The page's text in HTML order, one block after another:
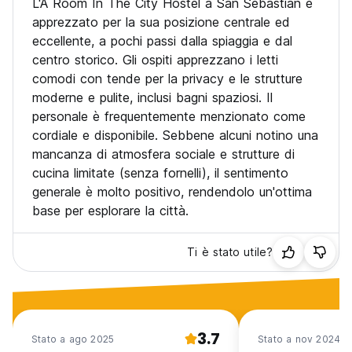
Check-in/check-out senza contatto
Il personale indossa attrezzature per la protezione
individuale
I controlli di temperatura del personale vengono condotti
regolarmente
Agli ospiti viene fornito un disinfettante per le mani
Sono in atto misure di distanza sociale
Una stanza in città politiche e condizioni:
Controlla dalle 15:00 alle 00:00.
Dai un'occhiata prima delle 11:00.
Politica di cancellazione: 48 ore prima dell'arrivo.
Pagamento all'arrivo in contanti, carte di credito, carte di
debito.
Nessuna festa di cervo/gallina accettata nell'ostello.
Tasse incluse.
Colazione non inclusa.
L'A Room In The City Hostel a San Sebastian è
apprezzato per la sua posizione centrale ed
eccellente, a pochi passi dalla spiaggia e dal
centro storico. Gli ospiti apprezzano i letti
comodi con tende per la privacy e le strutture
moderne e pulite, inclusi bagni spaziosi. Il
personale è frequentemente menzionato come
cordiale e disponibile. Sebbene alcuni notino una
mancanza di atmosfera sociale e strutture di
cucina limitate (senza fornelli), il sentimento
generale è molto positivo, rendendolo un'ottima
base per esplorare la città.
Ti è stato utile?
Stato a ago 2025 3.7 Stato a nov 2024